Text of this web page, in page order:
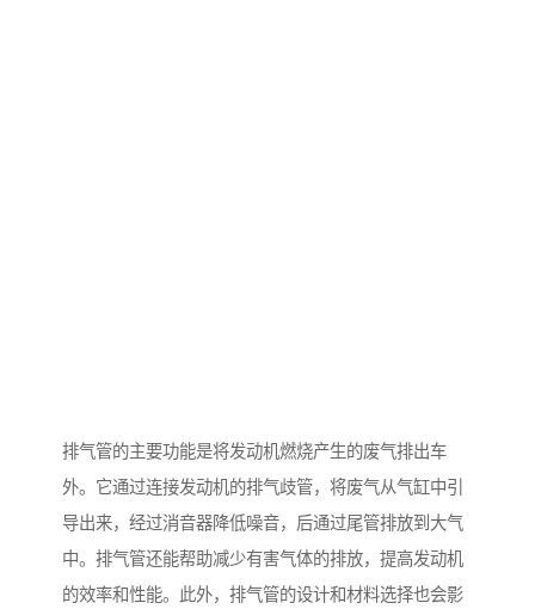
排气管的主要功能是将发动机燃烧产生的废气排出车
外。它通过连接发动机的排气歧管，将废气从气缸中引
导出来，经过消音器降低噪音，后通过尾管排放到大气
中。排气管还能帮助减少有害气体的排放，提高发动机
的效率和性能。此外，排气管的设计和材料选择也会影